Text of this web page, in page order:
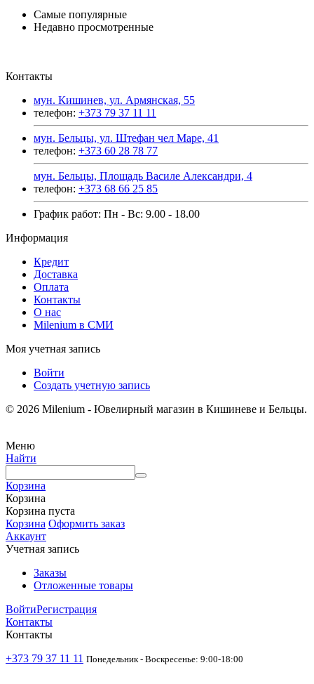
Самые популярные
Недавно просмотренные
Контакты
мун. Кишинев, ул. Армянская, 55
телефон: +373 79 37 11 11
мун. Бельцы, ул. Штефан чел Маре, 41
телефон: +373 60 28 78 77
мун. Бельцы, Площадь Василе Александри, 4
телефон: +373 68 66 25 85
График работ: Пн - Вс: 9.00 - 18.00
Информация
Кредит
Доставка
Оплата
Контакты
О нас
Milenium в СМИ
Моя учетная запись
Войти
Создать учетную запись
© 2026 Milenium - Ювелирный магазин в Кишиневе и Бельцы.
Меню
Найти
Корзина
Корзина
Корзина пуста
Корзина Оформить заказ
Аккаунт
Учетная запись
Заказы
Отложенные товары
ВойтиРегистрация
Контакты
Контакты
+373 79 37 11 11 Понедельник - Воскресенье: 9:00-18:00